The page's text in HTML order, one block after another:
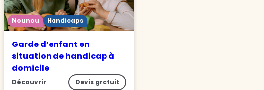
Nounou Handicaps
Garde d’enfant en
situation de handicap à
domicile
Découvrir Devis gratuit